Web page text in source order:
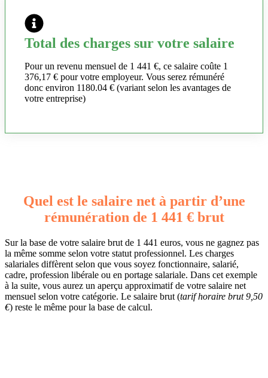
Total des charges sur votre salaire
Pour un revenu mensuel de 1 441 €, ce salaire coûte 1
376,17 € pour votre employeur. Vous serez rémunéré
donc environ 1180.04 € (variant selon les avantages de
votre entreprise)
Quel est le salaire net à partir d’une
rémunération de 1 441 € brut
Sur la base de votre salaire brut de 1 441 euros, vous ne gagnez pas
la même somme selon votre statut professionnel. Les charges
salariales diffèrent selon que vous soyez fonctionnaire, salarié,
cadre, profession libérale ou en portage salariale. Dans cet exemple
à la suite, vous aurez un aperçu approximatif de votre salaire net
mensuel selon votre catégorie. Le salaire brut (tarif horaire brut 9,50
€) reste le même pour la base de calcul.